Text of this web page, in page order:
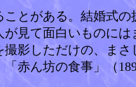
とがある。結婚式の
見て面白いものに
影しただけの、まさ
赤ん坊の食事」（